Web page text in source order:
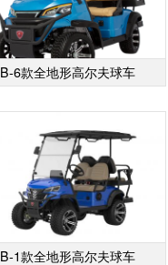
B-6款全地形高尔夫球车
B-1款全地形高尔夫球车